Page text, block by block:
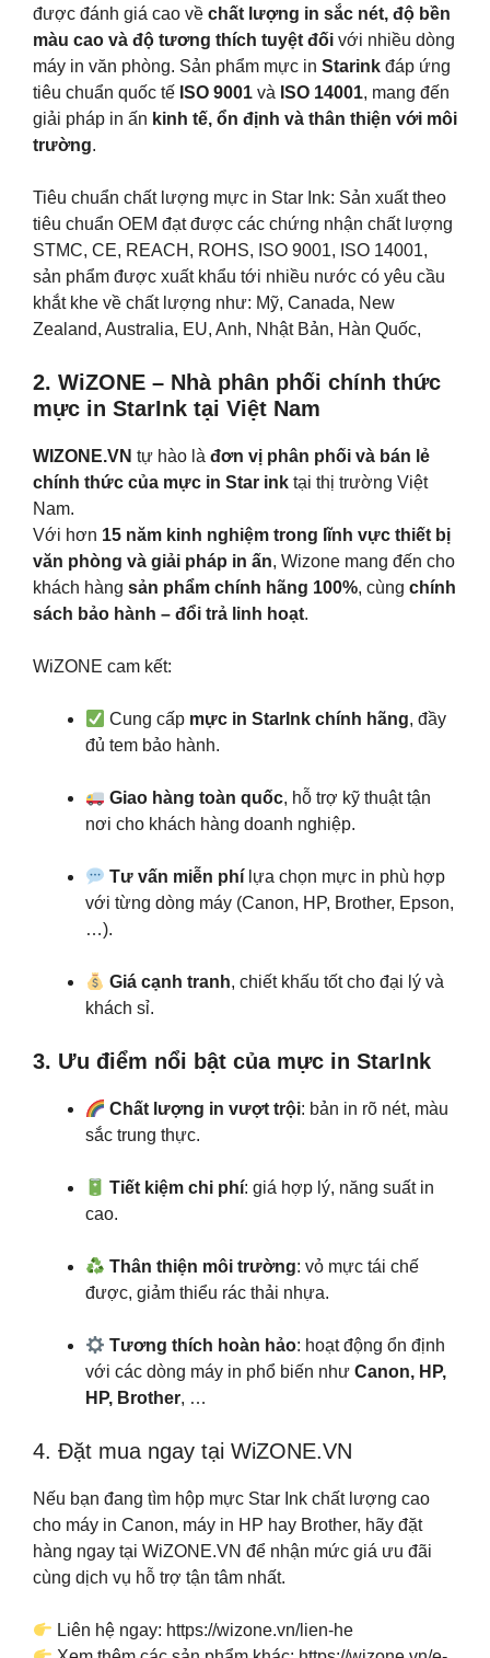
M428fdn,
MF440)
số
lượng
được đánh giá cao về chất lượng in sắc nét, độ bền
màu cao và độ tương thích tuyệt đối với nhiều dòng
máy in văn phòng. Sản phẩm mực in Starink đáp ứng
tiêu chuẩn quốc tế ISO 9001 và ISO 14001, mang đến
giải pháp in ấn kinh tế, ổn định và thân thiện với môi
trường.
Tiêu chuẩn chất lượng mực in Star Ink: Sản xuất theo
tiêu chuẩn OEM đạt được các chứng nhận chất lượng
STMC, CE, REACH, ROHS, ISO 9001, ISO 14001,
sản phẩm được xuất khẩu tới nhiều nước có yêu cầu
khắt khe về chất lượng như: Mỹ, Canada, New
Zealand, Australia, EU, Anh, Nhật Bản, Hàn Quốc,
2. WiZONE – Nhà phân phối chính thức
mực in StarInk tại Việt Nam
WIZONE.VN tự hào là đơn vị phân phối và bán lẻ
chính thức của mực in Star ink tại thị trường Việt
Nam.
Với hơn 15 năm kinh nghiệm trong lĩnh vực thiết bị
văn phòng và giải pháp in ấn, Wizone mang đến cho
khách hàng sản phẩm chính hãng 100%, cùng chính
sách bảo hành – đổi trả linh hoạt.
WiZONE cam kết:
Cung cấp mực in StarInk chính hãng, đầy
đủ tem bảo hành.
Giao hàng toàn quốc, hỗ trợ kỹ thuật tận
nơi cho khách hàng doanh nghiệp.
Tư vấn miễn phí lựa chọn mực in phù hợp
với từng dòng máy (Canon, HP, Brother, Epson,
…).
Giá cạnh tranh, chiết khấu tốt cho đại lý và
khách sỉ.
3. Ưu điểm nổi bật của mực in StarInk
Chất lượng in vượt trội: bản in rõ nét, màu
sắc trung thực.
Tiết kiệm chi phí: giá hợp lý, năng suất in
cao.
Thân thiện môi trường: vỏ mực tái chế
được, giảm thiểu rác thải nhựa.
Tương thích hoàn hảo: hoạt động ổn định
với các dòng máy in phổ biến như Canon, HP,
HP, Brother, …
4. Đặt mua ngay tại WiZONE.VN
Nếu bạn đang tìm hộp mực Star Ink chất lượng cao
cho máy in Canon, máy in HP hay Brother, hãy đặt
hàng ngay tại WiZONE.VN để nhận mức giá ưu đãi
cùng dịch vụ hỗ trợ tận tâm nhất.
Liên hệ ngay: https://wizone.vn/lien-he